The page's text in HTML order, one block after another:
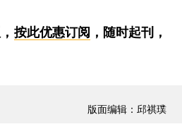
按此优惠订阅 ，随时起刊，
版面编辑：邱祺璞